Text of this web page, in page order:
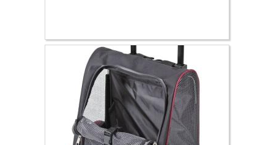
20.99 €